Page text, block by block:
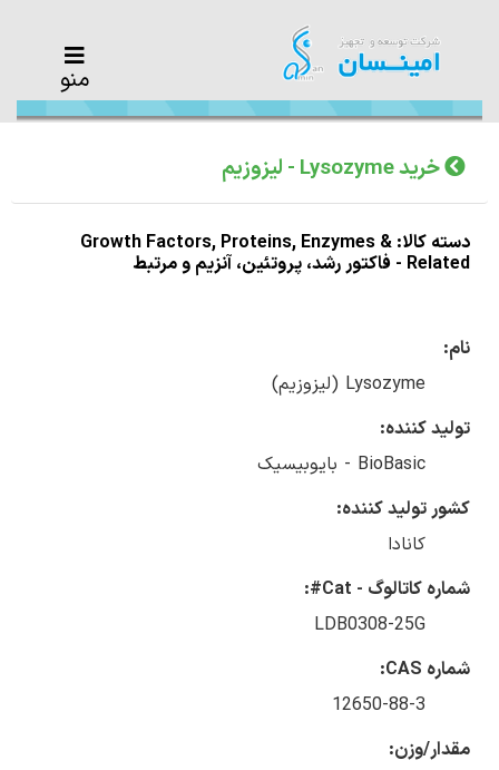
منو
خرید Lysozyme - لیزوزیم
دسته کالا: Growth Factors, Proteins, Enzymes &
Related - فاکتور رشد، پروتئین، آنزیم و مرتبط
نام:
Lysozyme (لیزوزیم)
تولید کننده:
BioBasic - بایوبیسیک
کشور تولید کننده:
کانادا
شماره کاتالوگ - Cat#:
LDB0308-25G
شماره CAS:
12650-88-3
مقدار/وزن: